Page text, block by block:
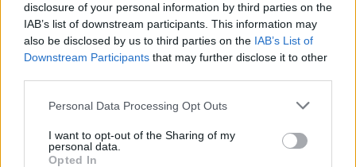
disclosure of your personal information by third parties on the
IAB’s list of downstream participants. This information may
also be disclosed by us to third parties on the IAB’s List of
Downstream Participants that may further disclose it to other
Personal Data Processing Opt Outs
I want to opt-out of the Sharing of my
personal data.
Opted In